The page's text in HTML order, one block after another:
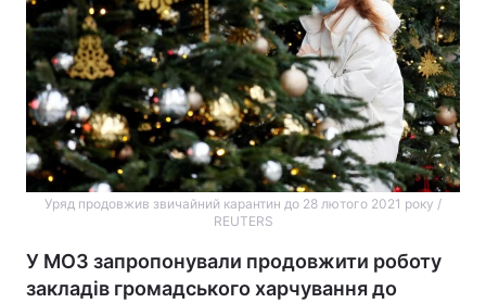
Уряд продовжив звичайний карантин до 28 лютого 2021 року /
REUTERS
У МОЗ запропонували продовжити роботу
закладів громадського харчування до